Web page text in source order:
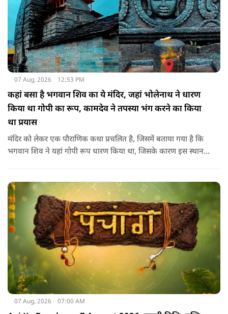
07 Aug, 2026 12:53 PM
कहां बसा है भगवान शिव का ये मंदिर, जहां भोलेनाथ ने धारण
किया था गोपी का रूप, कामदेव ने तपस्या भंग करने का किया
था प्रयास
मंदिर को लेकर एक पौराणिक कथा प्रचलित है, जिसमें बताया गया है कि
भगवान शिव ने यहां गोपी रूप धारण किया था, जिसके कारण इस स्थान
07 Aug, 2026 07:00 AM